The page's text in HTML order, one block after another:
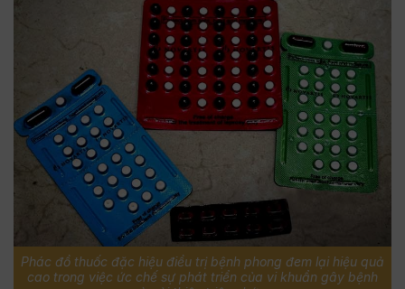
Phác đồ thuốc đặc hiệu điều trị bệnh phong đem lại hiệu quả
cao trong việc ức chế sự phát triển của vi khuẩn gây bệnh